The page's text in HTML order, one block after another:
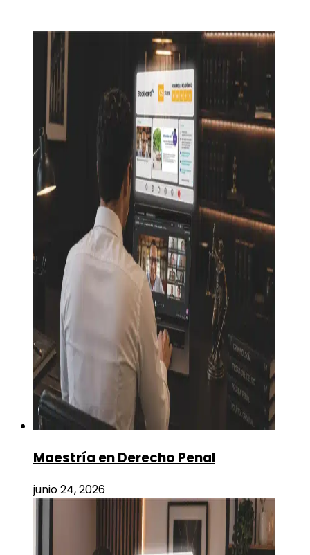
Maestría en Derecho Penal
junio 24, 2026